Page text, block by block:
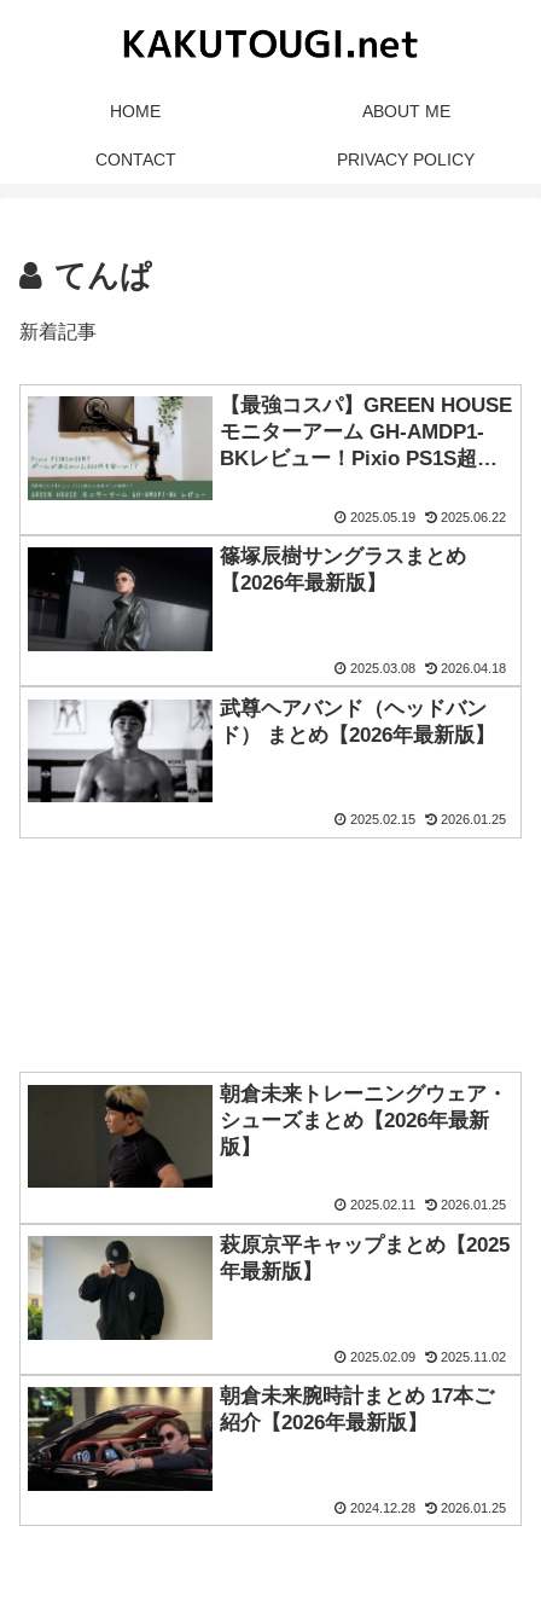
HOME ABOUT ME
CONTACT PRIVACY POLICY
てんぱ
新着記事
【最強コスパ】GREEN HOUSE
モニターアーム GH-AMDP1-
BKレビュー！Pixio PS1S超え
2025.05.19 2025.06.22
篠塚辰樹サングラスまとめ
【2026年最新版】
2025.03.08 2026.04.18
武尊ヘアバンド（ヘッドバン
ド） まとめ【2026年最新版】
2025.02.15 2026.01.25
朝倉未来トレーニングウェア・
シューズまとめ【2026年最新
版】
2025.02.11 2026.01.25
萩原京平キャップまとめ【2025
年最新版】
2025.02.09 2025.11.02
朝倉未来腕時計まとめ 17本ご
紹介【2026年最新版】
2024.12.28 2026.01.25